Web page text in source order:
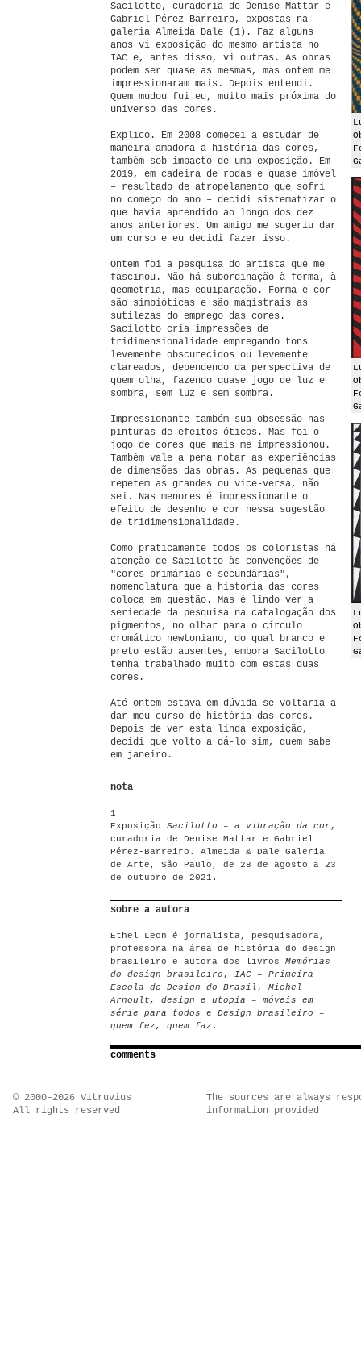
Sacilotto, curadoria de Denise Mattar e
Gabriel Pérez-Barreiro, expostas na
galeria Almeida Dale (1). Faz alguns
anos vi exposição do mesmo artista no
IAC e, antes disso, vi outras. As obras
podem ser quase as mesmas, mas ontem me
impressionaram mais. Depois entendi.
Quem mudou fui eu, muito mais próxima do
universo das cores.
Explico. Em 2008 comecei a estudar de
maneira amadora a história das cores,
também sob impacto de uma exposição. Em
2019, em cadeira de rodas e quase imóvel
– resultado de atropelamento que sofri
no começo do ano – decidi sistematizar o
que havia aprendido ao longo dos dez
anos anteriores. Um amigo me sugeriu dar
um curso e eu decidi fazer isso.
Ontem foi a pesquisa do artista que me
fascinou. Não há subordinação à forma, à
geometria, mas equiparação. Forma e cor
são simbióticas e são magistrais as
sutilezas do emprego das cores.
Sacilotto cria impressões de
tridimensionalidade empregando tons
levemente obscurecidos ou levemente
clareados, dependendo da perspectiva de
quem olha, fazendo quase jogo de luz e
sombra, sem luz e sem sombra.
Impressionante também sua obsessão nas
pinturas de efeitos óticos. Mas foi o
jogo de cores que mais me impressionou.
Também vale a pena notar as experiências
de dimensões das obras. As pequenas que
repetem as grandes ou vice-versa, não
sei. Nas menores é impressionante o
efeito de desenho e cor nessa sugestão
de tridimensionalidade.
Como praticamente todos os coloristas há
atenção de Sacilotto às convenções de
"cores primárias e secundárias",
nomenclatura que a história das cores
coloca em questão. Mas é lindo ver a
seriedade da pesquisa na catalogação dos
pigmentos, no olhar para o círculo
cromático newtoniano, do qual branco e
preto estão ausentes, embora Sacilotto
tenha trabalhado muito com estas duas
cores.
Até ontem estava em dúvida se voltaria a
dar meu curso de história das cores.
Depois de ver esta linda exposição,
decidi que volto a dá-lo sim, quem sabe
em janeiro.
nota
1
Exposição Sacilotto – a vibração da cor ,
curadoria de Denise Mattar e Gabriel
Pérez-Barreiro. Almeida & Dale Galeria
de Arte, São Paulo, de 28 de agosto a 23
de outubro de 2021.
sobre a autora
Ethel Leon é jornalista, pesquisadora,
professora na área de história do design
brasileiro e autora dos livros Memórias
do design brasileiro , IAC – Primeira
Escola de Design do Brasil , Michel
Arnoult, design e utopia – móveis em
série para todos e Design brasileiro –
quem fez, quem faz .
comments
© 2000–2026 Vitruvius
All rights reserved
The sources are always
information provided